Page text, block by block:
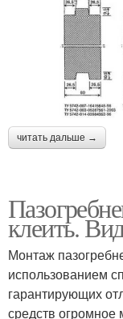
читать дальше →
клеить.
Монтаж
использованием
гарантирующих
средств